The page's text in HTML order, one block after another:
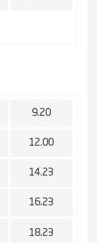
9.20
12.00
14.23
16.23
18.23